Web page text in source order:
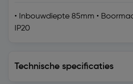
• Inbouwdiepte 85mm •
IP20
Technische specificaties